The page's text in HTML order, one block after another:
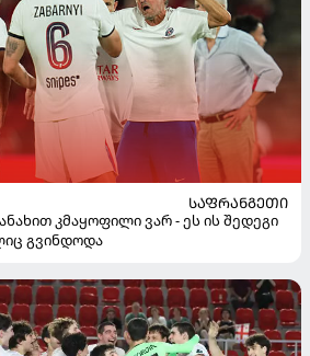
ᲡᲐᲤᲠᲐᲜᲒᲔᲗᲘ
კმაყოფილი ვარ - ეს ის შედეგი
გვინდოდა